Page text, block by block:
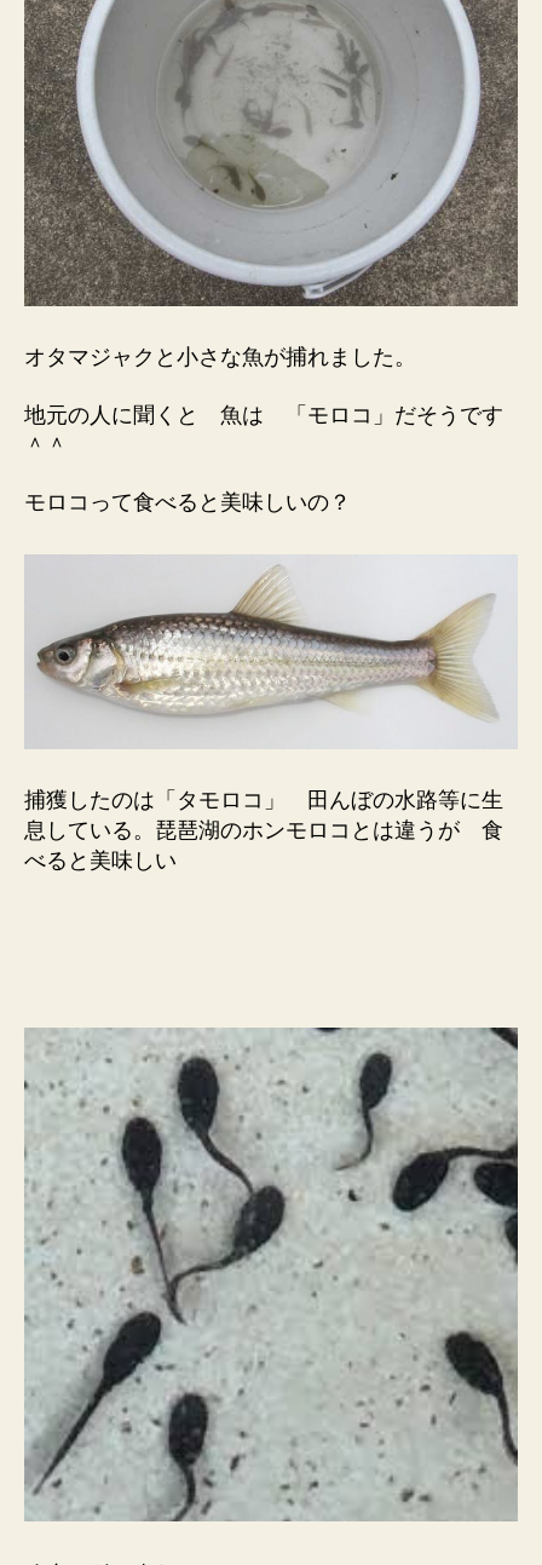
オタマジャクと小さな魚が捕れました。
地元の人に聞くと 魚は 「モロコ」だそうです
＾＾
モロコって食べると美味しいの？
捕獲したのは「タモロコ」 田んぼの水路等に生
息している。琵琶湖のホンモロコとは違うが 食
べると美味しい